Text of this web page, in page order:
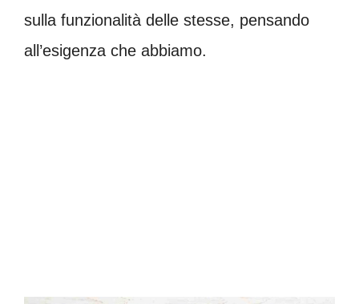
sulla funzionalità delle stesse, pensando
all’esigenza che abbiamo.